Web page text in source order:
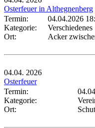
Osterfeuer in Althegnenberg
Termin:
04.04.2026
Kategorie:
Verschiedenes
Ort:
Acker
04.04. 2026
Osterfeuer
Termin:
Kategorie:
Ort: